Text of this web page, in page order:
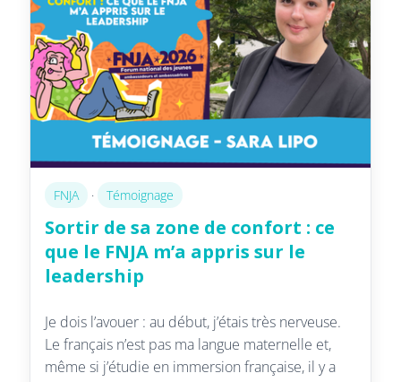
FNJA · Témoignage
Sortir de sa zone de confort : ce
que le FNJA m’a appris sur le
leadership
Je dois l’avouer : au début, j’étais très nerveuse.
Le français n’est pas ma langue maternelle et,
même si j’étudie en immersion française, il y a